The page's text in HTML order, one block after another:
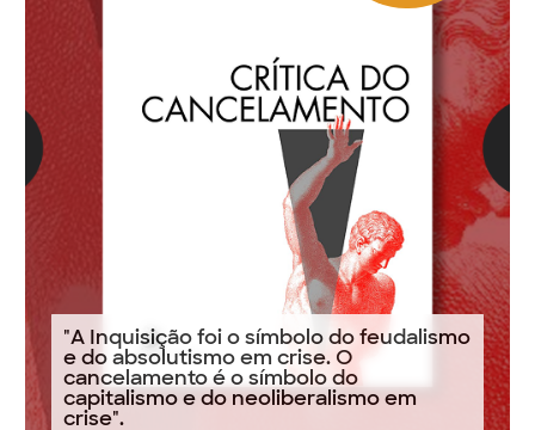
"A Inquisição foi o símbolo do feudalismo
e do absolutismo em crise. O
cancelamento é o símbolo do
capitalismo e do neoliberalismo em
crise".